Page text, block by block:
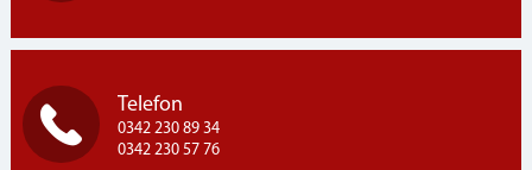
Telefon
0342 230 89 34
0342 230 57 76